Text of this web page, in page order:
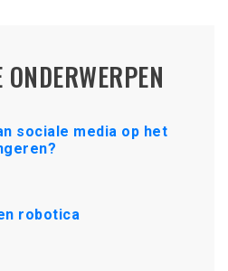
sociale media op het
robotica